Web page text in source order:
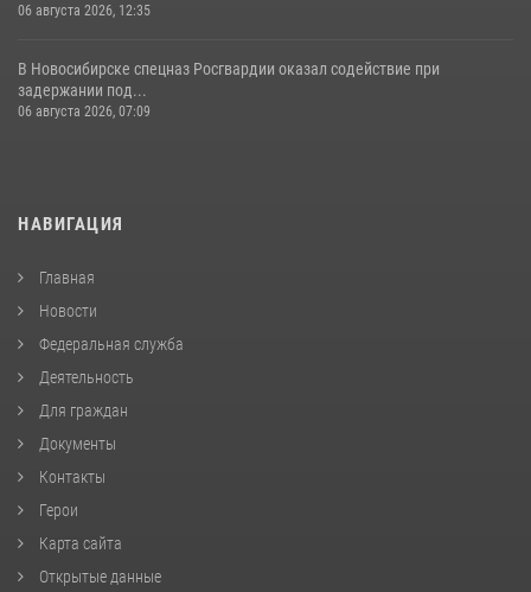
06 августа 2026, 12:35
В Новосибирске спецназ Росгвардии оказал содействие при
задержании под...
06 августа 2026, 07:09
НАВИГАЦИЯ
Главная
Новости
Федеральная служба
Деятельность
Для граждан
Документы
Контакты
Герои
Карта сайта
Открытые данные